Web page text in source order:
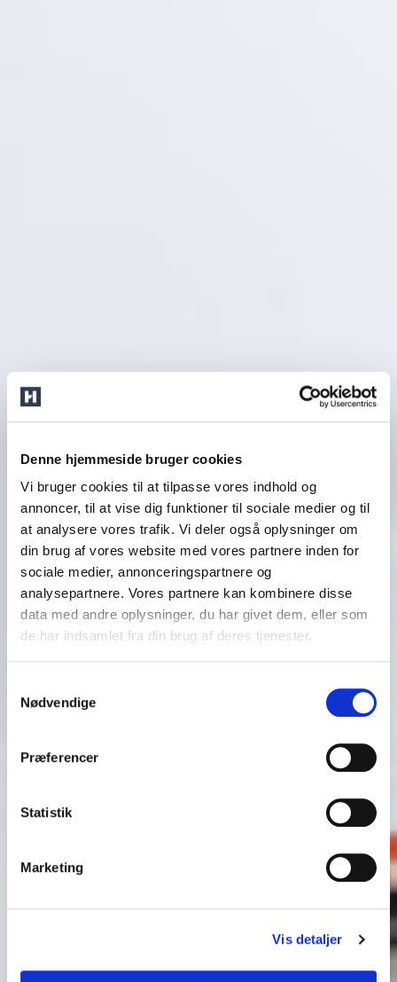
Denne hjemmeside bruger cookies
Vi bruger cookies til at tilpasse vores indhold og
annoncer, til at vise dig funktioner til sociale medier og til
at analysere vores trafik. Vi deler også oplysninger om
din brug af vores website med vores partnere inden for
sociale medier, annonceringspartnere og
analysepartnere. Vores partnere kan kombinere disse
data med andre oplysninger, du har givet dem, eller som
de har indsamlet fra din brug af deres tjenester.
Nødvendige
Præferencer
Statistik
Marketing
Vis detaljer